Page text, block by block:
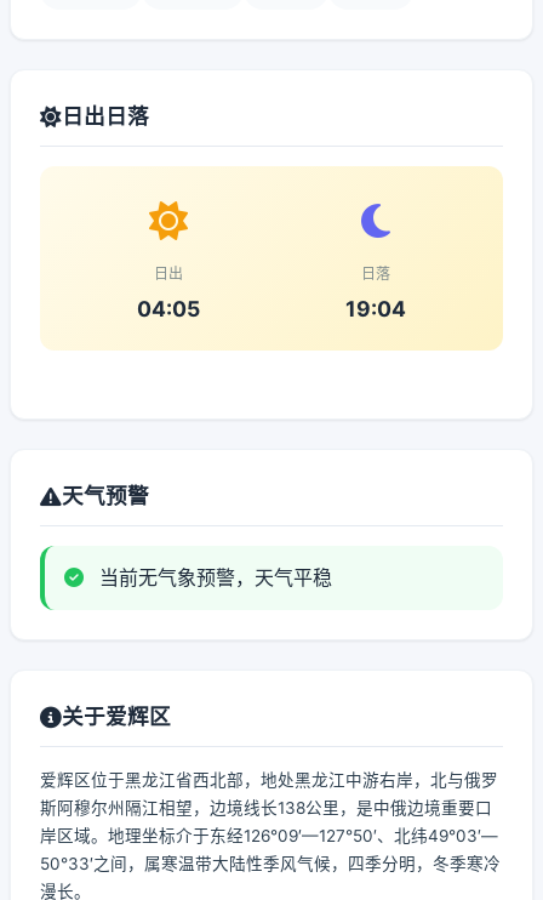
日出日落
日出
04:05
日落
19:04
天气预警
当前无气象预警，天气平稳
关于爱辉区
爱辉区位于黑龙江省西北部，地处黑龙江中游右岸，北与俄罗
斯阿穆尔州隔江相望，边境线长138公里，是中俄边境重要口
岸区域。地理坐标介于东经126°09′—127°50′、北纬49°03′—
50°33′之间，属寒温带大陆性季风气候，四季分明，冬季寒冷
漫长。